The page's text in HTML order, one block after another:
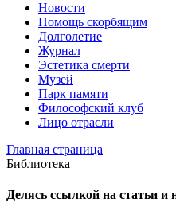
Новости
Помощь скорбящим
Долголетие
Журнал
Эстетика смерти
Музей
Парк памяти
Философский клуб
Лицо отрасли
Главная страница
Библиотека
Делясь ссылкой на статьи и